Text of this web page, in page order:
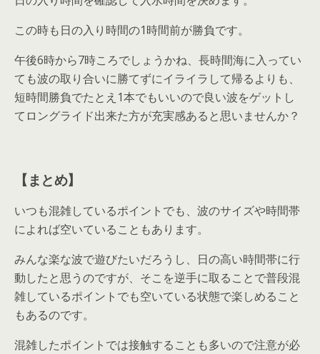
この時も日の入り時間の1時間前が勝負です。
午後6時から7時ころでしょうかね、長時間海に入ってい
ても波の取り合いに勝てずにイライラして帰るよりも、
短時間勝負でたとえ1本でもいいので良い波をゲットし
てロングライド出来た方が充実感あると思いませんか？
【まとめ】
いつも混雑しているポイントでも、波のサイズや時間帯
によれば空いていることもあります。
みんな楽な波で遊びたいだろうし、日の高い時間帯に行
動したと思うのですが、そこを逆手に取ることで普段混
雑しているポイントでも空いている状態で楽しめること
もあるのです。
混雑したポイントでは接触することも多いので注意が必